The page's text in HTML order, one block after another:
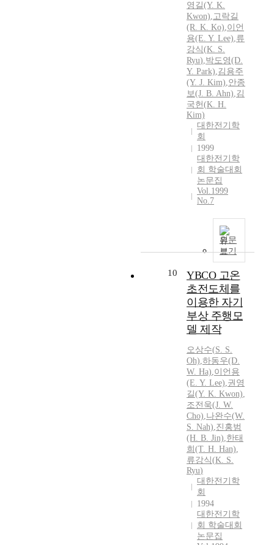
영길(Y. K.
Kwon),고락길
(R. K. Ko),이언
용(E. Y. Lee),류
강식(K. S.
Ryu),박도영(D.
Y. Park),김용주
(Y. J. Kim),안종
보(J. B. Ahn),김
국헌(K. H.
Kim)
대한전기학
회
1999
대한전기학
회 학술대회
논문집
Vol.1999
No.7
원문
보기
10
YBCO 고온
초전도체를
이용한 자기
부상 주행모
델 제작
오상수(S. S.
Oh),하동우(D.
W. Ha),이언용
(E. Y. Lee),권영
길(Y. K. Kwon),
조전욱(J. W.
Cho),나완수(W.
S. Nah),진홍범
(H. B. Jin),한태
희(T. H. Han),
류강식(K. S.
Ryu)
대한전기학
회
1994
대한전기학
회 학술대회
논문집